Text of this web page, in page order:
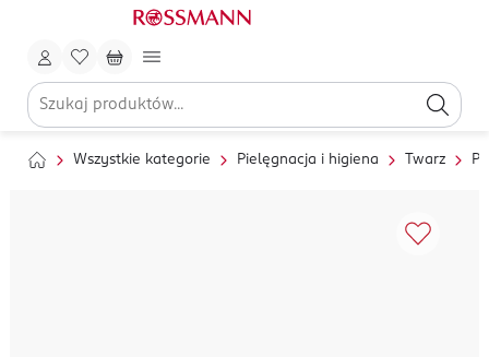
Wszystkie kategorie Pielęgnacja i higiena Twarz